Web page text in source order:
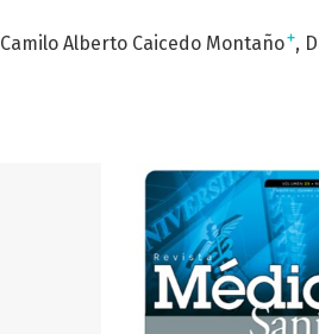
Camilo Alberto Caicedo Montaño+